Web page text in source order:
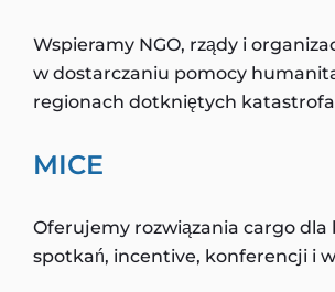
Wspieramy NGO, rządy i
w dostarczaniu pomocy
regionach dotkniętych
MICE
Oferujemy rozwiązania cargo dla
spotkań, incentive, konferencji i